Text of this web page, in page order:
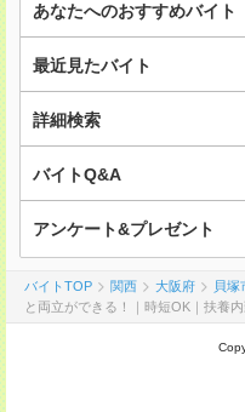
あなたへのおすすめバイト
最近見たバイト
詳細検索
バイトQ&A
アンケート&プレゼント
バイトTOP 関西 大阪府 貝塚
と両立ができる！｜時短OK｜扶養内